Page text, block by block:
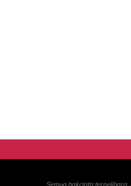
Semua hakcipta